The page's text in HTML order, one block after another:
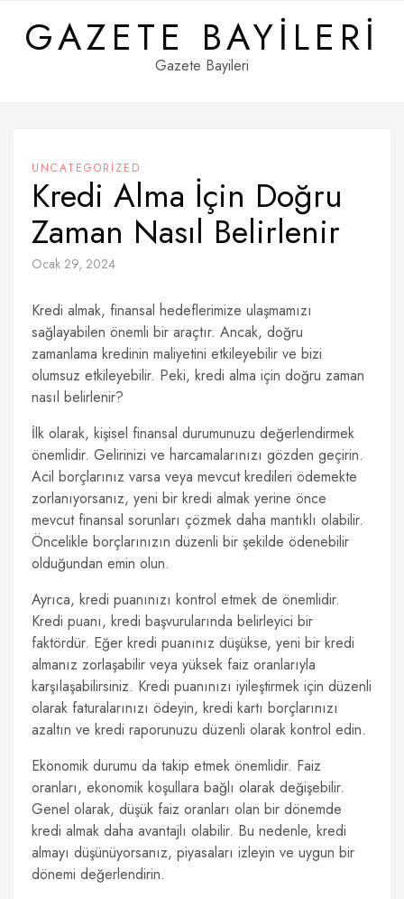
contentGAZETE BAYILERI
Gazete Bayileri
UNCATEGORIZED
Kredi Alma İçin Doğru
Zaman Nasıl Belirlenir
Ocak 29, 2024
Kredi almak, finansal hedeflerimize ulaşmamızı
sağlayabilen önemli bir araçtır. Ancak, doğru
zamanlama kredinin maliyetini etkileyebilir ve bizi
olumsuz etkileyebilir. Peki, kredi alma için doğru zaman
nasıl belirlenir?
İlk olarak, kişisel finansal durumunuzu değerlendirmek
önemlidir. Gelirinizi ve harcamalarınızı gözden geçirin.
Acil borçlarınız varsa veya mevcut kredileri ödemekte
zorlanıyorsanız, yeni bir kredi almak yerine önce
mevcut finansal sorunları çözmek daha mantıklı olabilir.
Öncelikle borçlarınızın düzenli bir şekilde ödenebilir
olduğundan emin olun.
Ayrıca, kredi puanınızı kontrol etmek de önemlidir.
Kredi puanı, kredi başvurularında belirleyici bir
faktördür. Eğer kredi puanınız düşükse, yeni bir kredi
almanız zorlaşabilir veya yüksek faiz oranlarıyla
karşılaşabilirsiniz. Kredi puanınızı iyileştirmek için düzenli
olarak faturalarınızı ödeyin, kredi kartı borçlarınızı
azaltın ve kredi raporunuzu düzenli olarak kontrol edin.
Ekonomik durumu da takip etmek önemlidir. Faiz
oranları, ekonomik koşullara bağlı olarak değişebilir.
Genel olarak, düşük faiz oranları olan bir dönemde
kredi almak daha avantajlı olabilir. Bu nedenle, kredi
almayı düşünüyorsanız, piyasaları izleyin ve uygun bir
dönemi değerlendirin.